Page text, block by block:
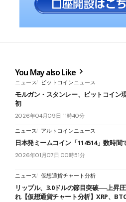
You May also Like
ニュース ビットコインニュース
モルガン・スタンレー、ビットコイン
初
2026年04月09日 11時40分
ニュース アルトコインニュース
日本発ミームコイン「114514」数時間
2026年01月07日 00時51分
ニュース 仮想通貨チャート分析
リップル、3.0ドルの節目突破──上昇
れ【仮想通貨チャート分析】XRP、